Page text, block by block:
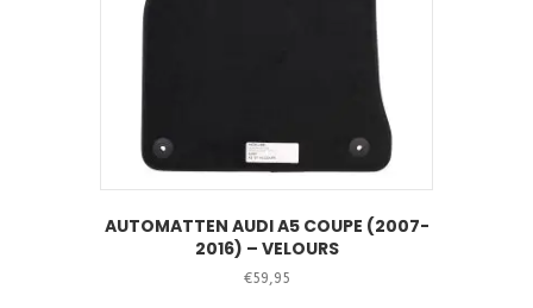
AUTOMATTEN AUDI A5 COUPE (2007-
2016) – VELOURS
€59,95